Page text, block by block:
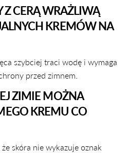
Z CERĄ WRAŻLIWĄ
KREMÓW NA
szybciej traci wodę i wymaga
przed zimnem.
ZIMIE MOŻNA
KREMU CO
skóra nie wykazuje oznak